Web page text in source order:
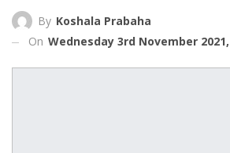
By Koshala Prabaha
On Wednesday 3rd November